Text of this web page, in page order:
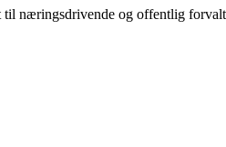
til næringsdrivende og offentlig